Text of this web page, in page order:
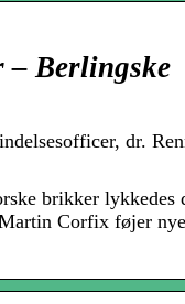
– Berlingske
dr.
brikker lykkedes
Corfix føjer